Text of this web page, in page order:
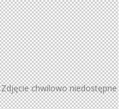
Zdjęcie chwilowo niedostępne